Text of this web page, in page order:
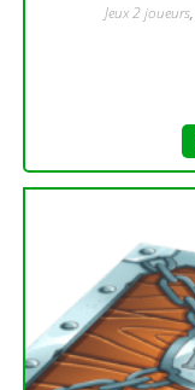
Jeux 2 joueurs,